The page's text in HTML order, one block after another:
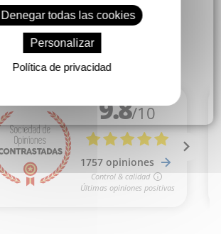
Denegar todas las cookies
Personalizar
Política de privacidad